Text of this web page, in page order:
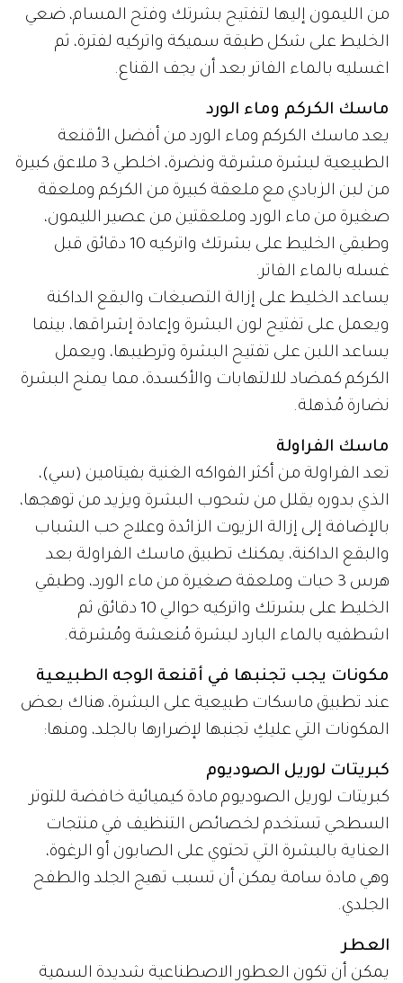
من الليمون إليها لتفتيح بشرتك وفتح المسام، ضعي
الخليط على شكل طبقة سميكة واتركيه لفترة، ثم
اغسليه بالماء الفاتر بعد أن يجف القناع.
ماسك الكركم وماء الورد
يعد ماسك الكركم وماء الورد من أفضل الأقنعة
الطبيعية لبشرة مشرقة ونضرة، اخلطي 3 ملاعق كبيرة
من لبن الزبادي مع ملعقة كبيرة من الكركم وملعقة
صغيرة من ماء الورد وملعقتين من عصير الليمون،
وطبقي الخليط على بشرتك واتركيه 10 دقائق قبل
غسله بالماء الفاتر.
يساعد الخليط على إزالة التصبغات والبقع الداكنة
ويعمل على تفتيح لون البشرة وإعادة إشراقها، بينما
يساعد اللبن على تفتيح البشرة وترطيبها، ويعمل
الكركم كمضاد للالتهابات والأكسدة، مما يمنح البشرة
نضارة مُذهلة.
ماسك الفراولة
تعد الفراولة من أكثر الفواكه الغنية بفيتامين (سي)،
الذي بدوره يقلل من شحوب البشرة ويزيد من توهجها،
بالإضافة إلى إزالة الزيوت الزائدة وعلاج حب الشباب
والبقع الداكنة، يمكنك تطبيق ماسك الفراولة بعد
هرس 3 حبات وملعقة صغيرة من ماء الورد، وطبقي
الخليط على بشرتك واتركيه حوالي 10 دقائق ثم
اشطفيه بالماء البارد لبشرة مُنعشة ومُشرقة.
مكونات يجب تجنبها في أقنعة الوجه الطبيعية
عند تطبيق ماسكات طبيعية على البشرة، هناك بعض
المكونات التي عليكِ تجنبها لإضرارها بالجلد، ومنها:
كبريتات لوريل الصوديوم
كبريتات لوريل الصوديوم مادة كيميائية خافضة للتوتر
السطحي تستخدم لخصائص التنظيف في منتجات
العناية بالبشرة التي تحتوي على الصابون أو الرغوة،
وهي مادة سامة يمكن أن تسبب تهيج الجلد والطفح
الجلدي.
العطر
يمكن أن تكون العطور الاصطناعية شديدة السمية